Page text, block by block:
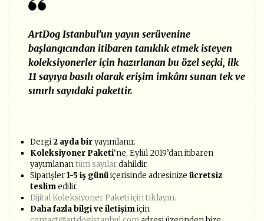
ArtDog Istanbul’un yayın serüvenine
başlangıcından itibaren tanıklık etmek isteyen
koleksiyonerler için hazırlanan bu özel seçki, ilk
11 sayıya basılı olarak erişim imkânı sunan tek ve
sınırlı sayıdaki pakettir.
Dergi2 ayda biryayımlanır.
Koleksiyoner Paketi‘ne, Eylül 2019’dan itibaren
yayımlanantüm sayılardahildir.
Siparişler1-5 iş günüiçerisinde adresinizeücretsiz
teslimedilir.
Dijital Koleksiyoner Paketi için tıklayın.
Daha fazla bilgi ve iletişimiçin